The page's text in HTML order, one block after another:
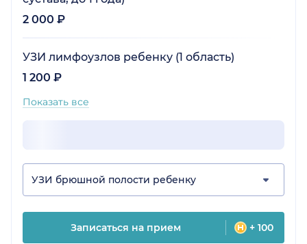
2 000 ₽
УЗИ лимфоузлов ребенку (1 область)
1 200 ₽
Показать все
УЗИ брюшной полости ребенку
Записаться на прием + 100